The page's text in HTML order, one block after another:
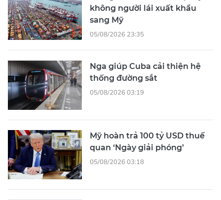
không người lái xuất khẩu
sang Mỹ
05/08/2026 23:35
Nga giúp Cuba cải thiện hệ
thống đường sắt
05/08/2026 03:19
Mỹ hoàn trả 100 tỷ USD thuế
quan ‘Ngày giải phóng’
05/08/2026 03:18